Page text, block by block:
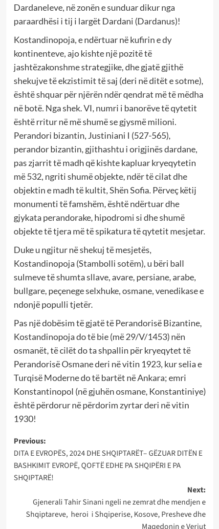
Dardaneleve, në zonën e sunduar dikur nga
paraardhësi i tij i largët Dardani (Dardanus)!
Kostandinopoja, e ndërtuar në kufirin e dy
kontinenteve, ajo kishte një pozitë të
jashtëzakonshme strategjike, dhe gjatë gjithë
shekujve të ekzistimit të saj (deri në ditët e sotme),
është shquar për njërën ndër qendrat më të mëdha
në botë. Nga shek. VI, numri i banorëve të qytetit
është rritur në më shumë se gjysmë milioni.
Perandori bizantin, Justiniani I (527-565),
perandor bizantin, gjithashtu i origjinës dardane,
pas zjarrit të madh që kishte kapluar kryeqytetin
më 532, ngriti shumë objekte, ndër të cilat dhe
objektin e madh të kultit, Shën Sofia. Përveç këtij
monumenti të famshëm, është ndërtuar dhe
gjykata perandorake, hipodromi si dhe shumë
objekte të tjera më të spikatura të qytetit mesjetar.
Duke u ngjitur në shekuj të mesjetës,
Kostandinopoja (Stambolli sotëm), u bëri ball
sulmeve të shumta sllave, avare, persiane, arabe,
bullgare, peçenege selxhuke, osmane, venedikase e
ndonjë populli tjetër.
Pas një dobësim të gjatë të Perandorisë Bizantine,
Kostandinopoja do të bie (më 29/V/1453) nën
osmanët, të cilët do ta shpallin për kryeqytet të
Perandorisë Osmane deri në vitin 1923, kur selia e
Turqisë Moderne do të bartët në Ankara; emri
Konstantinopol (në gjuhën osmane, Konstantiniye)
është përdorur në përdorim zyrtar deri në vitin
1930!
Post
navigation
Previous:
DITA E EVROPËS, 2024 DHE SHQIPTARËT– GËZUAR DITËN E
BASHKIMIT EVROPË, QOFTË EDHE PA SHQIPËRI E PA
SHQIPTARË!
Next:
Gjenerali Tahir Sinani ngeli ne zemrat dhe mendjen e
Shqiptareve, heroi i Shqiperise, Kosove, Presheve dhe
Maqedonin e Veriut